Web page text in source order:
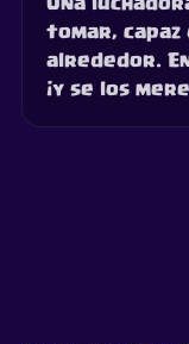
Una
tomar,
alrededor.
¡y se los